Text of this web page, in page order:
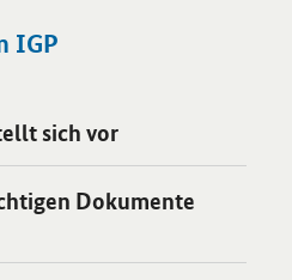
IGP
sich vor
Dokumente